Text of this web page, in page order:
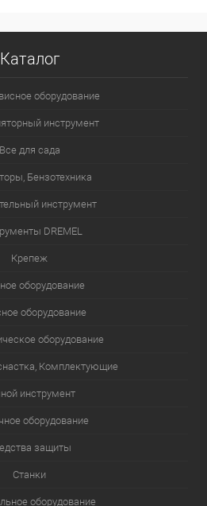
Каталог
оборудование
инструмент
Все для сада
Бензотехника
инструмент
DREMEL
Крепеж
оборудование
оборудование
оборудование
Комплектующие
инструмент
оборудование
защиты
Станки
оборудование